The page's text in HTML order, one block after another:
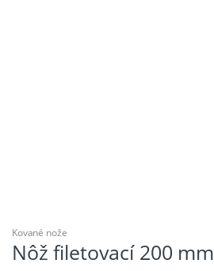
Kované nože
Nôž filetovací 200 mm